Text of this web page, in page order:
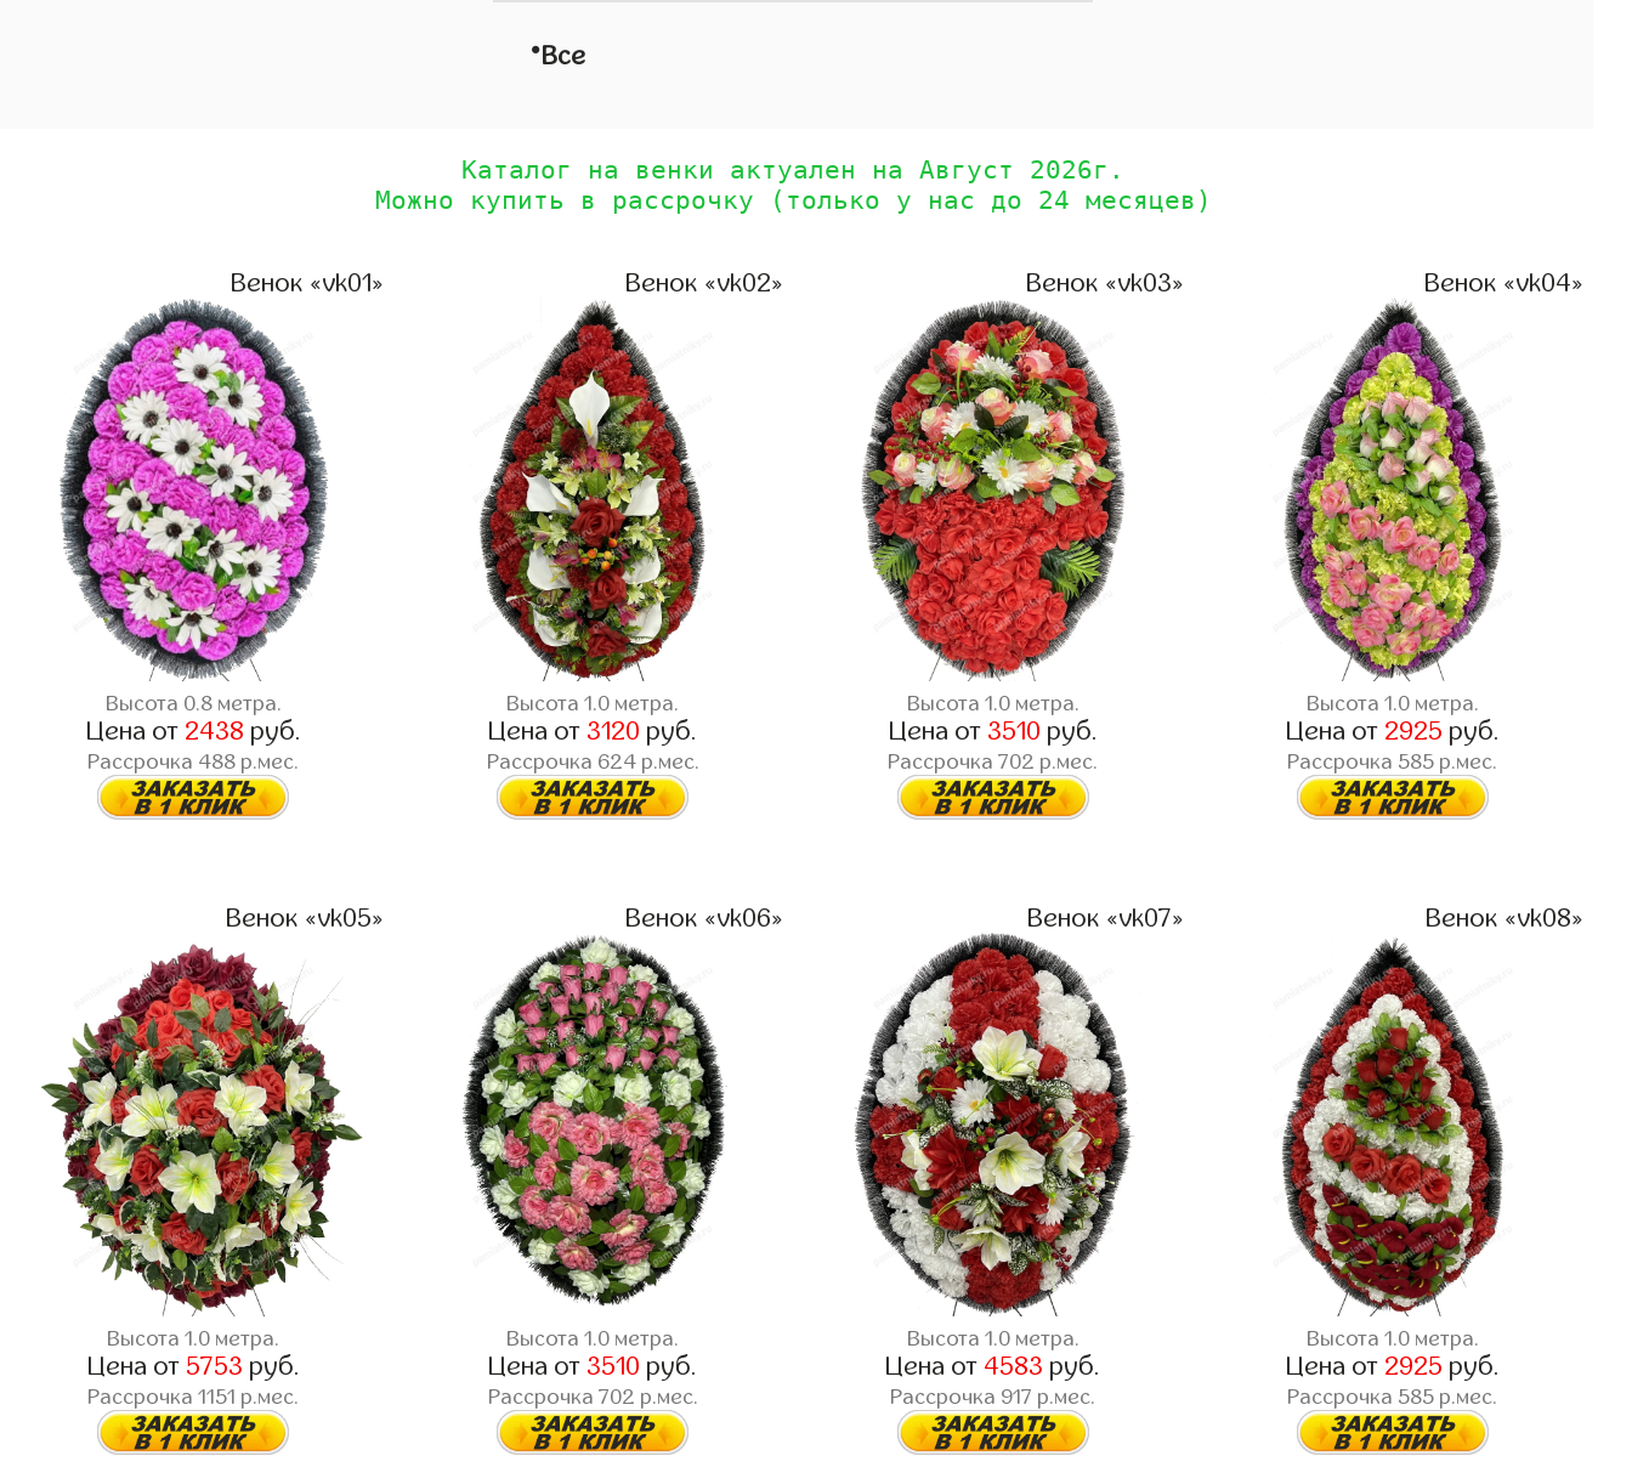
•Все
Каталог на венки актуален на Август 2026г.
Можно купить в рассрочку (только у нас до 24 месяцев)
Венок «vk01»
Высота 0.8 метра.
Цена от 2438 руб.
Рассрочка 488 р.мес.
Венок «vk02»
Высота 1.0 метра.
Цена от 3120 руб.
Рассрочка 624 р.мес.
Венок «vk03»
Высота 1.0 метра.
Цена от 3510 руб.
Рассрочка 702 р.мес.
Венок «vk04»
Высота 1.0 метра.
Цена от 2925 руб.
Рассрочка 585 р.мес.
Венок «vk05»
Высота 1.0 метра.
Цена от 5753 руб.
Рассрочка 1151 р.мес.
Венок «vk06»
Высота 1.0 метра.
Цена от 3510 руб.
Рассрочка 702 р.мес.
Венок «vk07»
Высота 1.0 метра.
Цена от 4583 руб.
Рассрочка 917 р.мес.
Венок «vk08»
Высота 1.0 метра.
Цена от 2925 руб.
Рассрочка 585 р.мес.